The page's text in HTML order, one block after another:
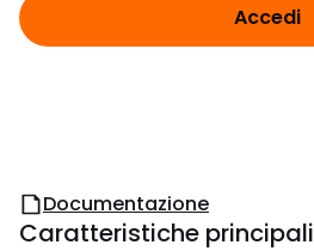
Accedi
Documentazione
Caratteristiche principali